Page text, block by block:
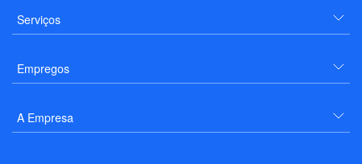
Serviços
Empregos
A Empresa